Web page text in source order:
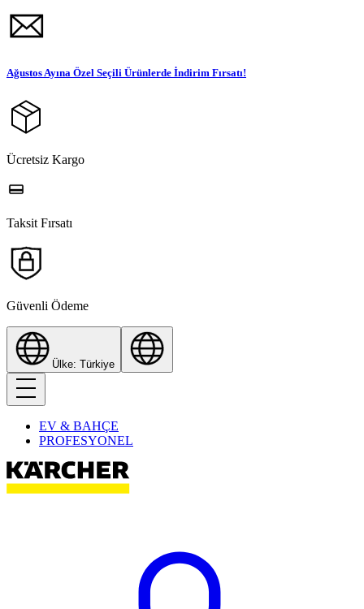
Ağustos Ayına Özel Seçili Ürünlerde İndirim Fırsatı!
Ücretsiz Kargo
Taksit Fırsatı
Güvenli Ödeme
Ülke: Türkiye
EV & BAHÇE
PROFESYONEL